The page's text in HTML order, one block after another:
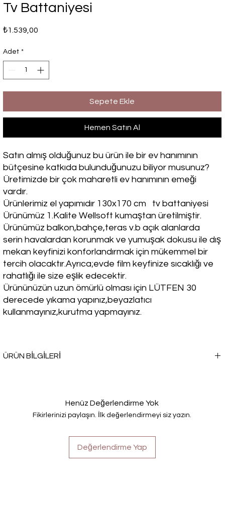
Tv Battaniyesi
₺1.539,00
Adet *
Sepete Ekle
Hemen Satın Al
Satın almış olduğunuz bu ürün ile bir ev hanımının
bütçesine katkıda bulunduğunuzu biliyor musunuz?
Üretimizde bir çok maharetli ev hanımının emeği
vardır.
Ürünlerimiz el yapımıdır 130x170 cm tv battaniyesi
Ürünümüz 1.Kalite Wellsoft kumaştan üretilmiştir.
Ürünümüz balkon,bahçe,teras v.b açık alanlarda
serin havalardan korunmak ve yumuşak dokusu ile dış
mekan keyfinizi konforlandırmak için mükemmel bir
tercih olacaktır.Ayrıca;evde film keyfinize sıcaklığı ve
rahatlığı ile size eşlik edecektir.
Ürününüzün uzun ömürlü olması için LÜTFEN 30
derecede yıkama yapınız,beyazlatıcı
kullanmayınız,kurutma yapmayınız.
ÜRÜN BİLGİLERİ
Henüz Değerlendirme Yok
Fikirlerinizi paylaşın. İlk değerlendirmeyi siz yazın.
Değerlendirme Yap